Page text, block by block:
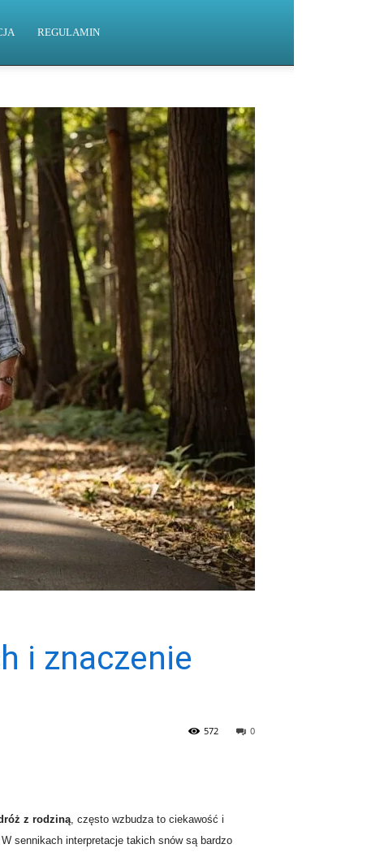
REGULAMIN
i znaczenie
0
572
z rodziną, często wzbudza to ciekawość i
sennikach interpretacje takich snów są bardzo